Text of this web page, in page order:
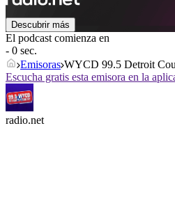
Descubrir más
El podcast comienza en
- 0 sec.
Emisoras WYCD 99.5 Detroit
Escucha gratis esta emisora en la
radio.net